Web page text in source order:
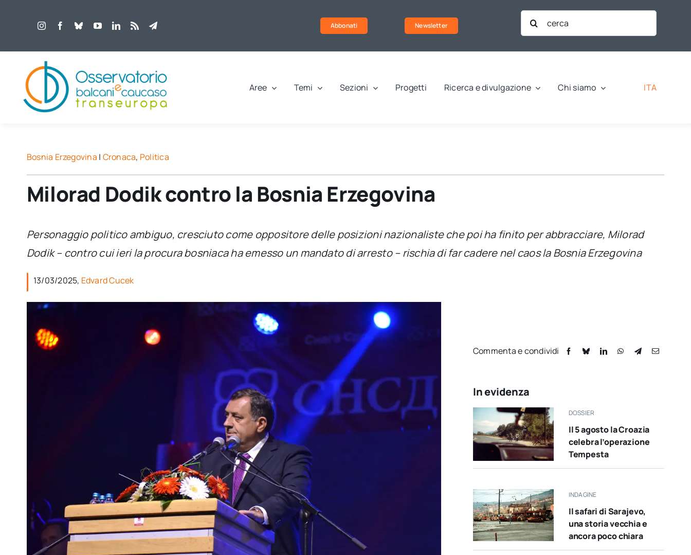
Abbonati Newsletter
Cerca
per:
Aree Temi Sezioni Progetti Ricerca e divulgazione Chi siamo ITA
Bosnia Erzegovina | Cronaca, Politica
Milorad Dodik contro la Bosnia Erzegovina
Personaggio politico ambiguo, cresciuto come oppositore delle posizioni nazionaliste che poi ha finito per abbracciare, Milorad
Dodik – contro cui ieri la procura bosniaca ha emesso un mandato di arresto – rischia di far cadere nel caos la Bosnia Erzegovina
13/03/2025, Edvard Cucek
Commenta e condividi
In evidenza
DOSSIER
Il 5 agosto la Croazia
celebra l’operazione
Tempesta
INDAGINE
Il safari di Sarajevo,
una storia vecchia e
ancora poco chiara